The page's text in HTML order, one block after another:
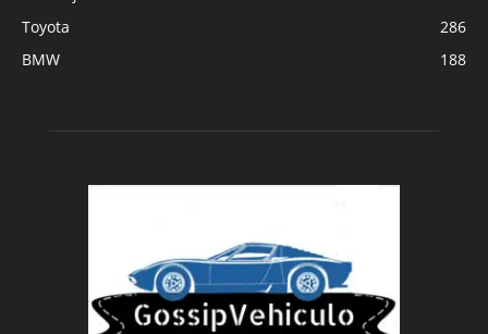
Toyota
286
BMW
188